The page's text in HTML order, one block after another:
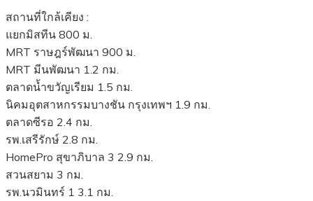
สถานที่ใกล้เคียง :
แยกมิสทีน 800 ม.
MRT ราษฎร์พัฒนา 900 ม.
MRT มีนพัฒนา 1.2 กม.
ตลาดน้ำขวัญเรียม 1.5 กม.
นิคมอุตสาหกรรมบางชัน กรุงเทพฯ 1.9 กม.
ตลาดซีรอ 2.4 กม.
รพ.เสรีรักษ์ 2.8 กม.
HomePro สุขาภิบาล 3 2.9 กม.
สวนสยาม 3 กม.
รพ.นวมินทร์ 1 3.1 กม.